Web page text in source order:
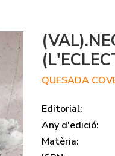
QUESADA
Editorial:
Any d'edició:
Matèria: